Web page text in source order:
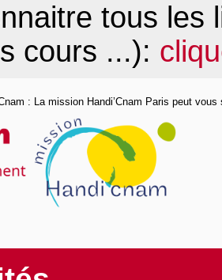
tous les
cours ...):
: La mission Handi’Cnam Paris peut vous